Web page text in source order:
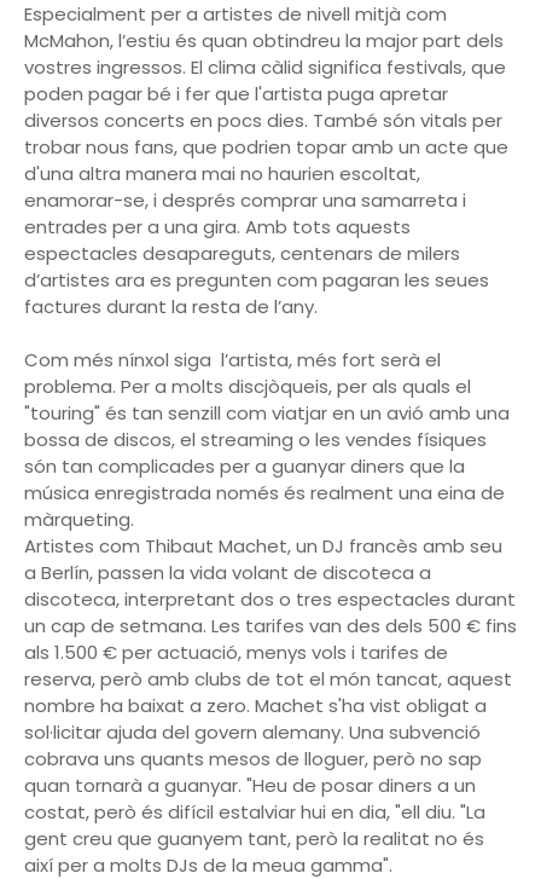
Especialment per a artistes de nivell mitjà com
McMahon, l’estiu és quan obtindreu la major part dels
vostres ingressos. El clima càlid significa festivals, que
poden pagar bé i fer que l'artista puga apretar
diversos concerts en pocs dies. També són vitals per
trobar nous fans, que podrien topar amb un acte que
d'una altra manera mai no haurien escoltat,
enamorar-se, i després comprar una samarreta i
entrades per a una gira. Amb tots aquests
espectacles desapareguts, centenars de milers
d’artistes ara es pregunten com pagaran les seues
factures durant la resta de l’any.
Com més nínxol siga l’artista, més fort serà el
problema. Per a molts discjòqueis, per als quals el
"touring" és tan senzill com viatjar en un avió amb una
bossa de discos, el streaming o les vendes físiques
són tan complicades per a guanyar diners que la
música enregistrada només és realment una eina de
màrqueting.
Artistes com Thibaut Machet, un DJ francès amb seu
a Berlín, passen la vida volant de discoteca a
discoteca, interpretant dos o tres espectacles durant
un cap de setmana. Les tarifes van des dels 500 € fins
als 1.500 € per actuació, menys vols i tarifes de
reserva, però amb clubs de tot el món tancat, aquest
nombre ha baixat a zero. Machet s'ha vist obligat a
sol·licitar ajuda del govern alemany. Una subvenció
cobrava uns quants mesos de lloguer, però no sap
quan tornarà a guanyar. "Heu de posar diners a un
costat, però és difícil estalviar hui en dia, "ell diu. "La
gent creu que guanyem tant, però la realitat no és
així per a molts DJs de la meua gamma".